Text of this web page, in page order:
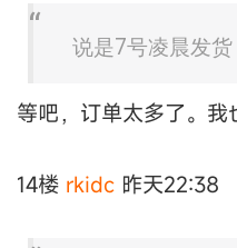
说是7号凌晨发货
等吧，订单太多了。
14楼 rkidc 昨天22:38